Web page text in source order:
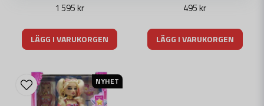
1 595 kr
LÄGG I VARUKORGEN
495 kr
LÄGG I VARUKORGEN
NYHET